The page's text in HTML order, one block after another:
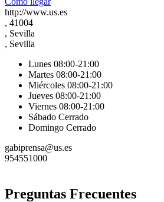
http://www.us.es
, 41004
, Sevilla
, Sevilla
Lunes 08:00-21:00
Martes 08:00-21:00
Miércoles 08:00-21:00
Jueves 08:00-21:00
Viernes 08:00-21:00
Sábado Cerrado
Domingo Cerrado
gabiprensa@us.es
954551000
Preguntas Frecuentes